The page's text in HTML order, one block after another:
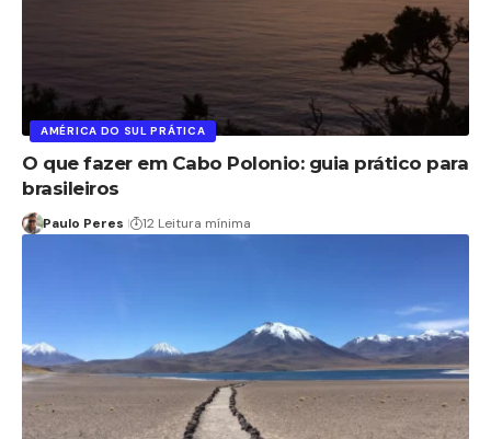
AMÉRICA DO SUL PRÁTICA
O que fazer em Cabo Polonio: guia prático para
brasileiros
Paulo Peres 12 Leitura mínima